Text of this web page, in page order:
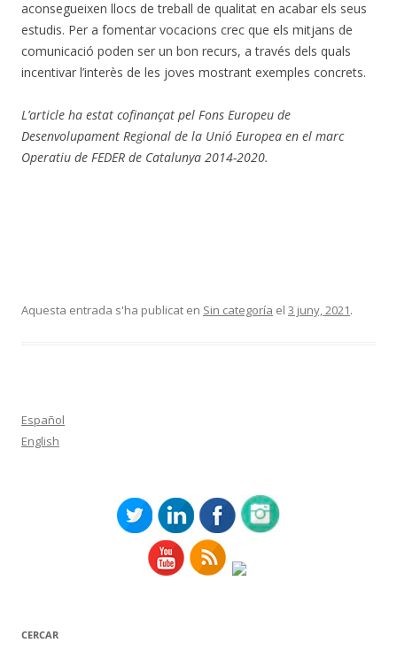
aconsegueixen llocs de treball de qualitat en acabar els seus
estudis. Per a fomentar vocacions crec que els mitjans de
comunicació poden ser un bon recurs, a través dels quals
incentivar l’interès de les joves mostrant exemples concrets.
L’article ha estat cofinançat pel Fons Europeu de
Desenvolupament Regional de la Unió Europea en el marc
Operatiu de FEDER de Catalunya 2014-2020.
Aquesta entrada s'ha publicat en Sin categoría el 3 juny, 2021.
Español
English
CERCAR